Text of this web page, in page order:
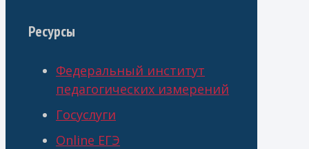
Ресурсы
Федеральный институт
педагогических измерений
Госуслуги
Online ЕГЭ